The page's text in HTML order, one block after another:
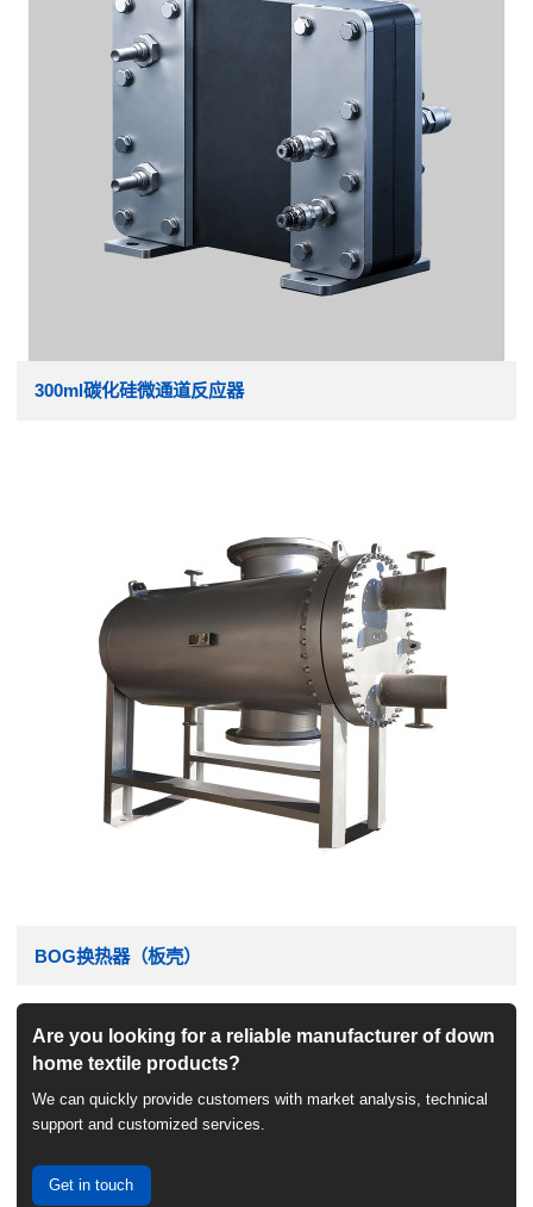
300ml碳化硅微通道反应器
BOG换热器（板壳）
Are you looking for a reliable manufacturer of down
home textile products?
We can quickly provide customers with market analysis, technical
support and customized services.
Get in touch